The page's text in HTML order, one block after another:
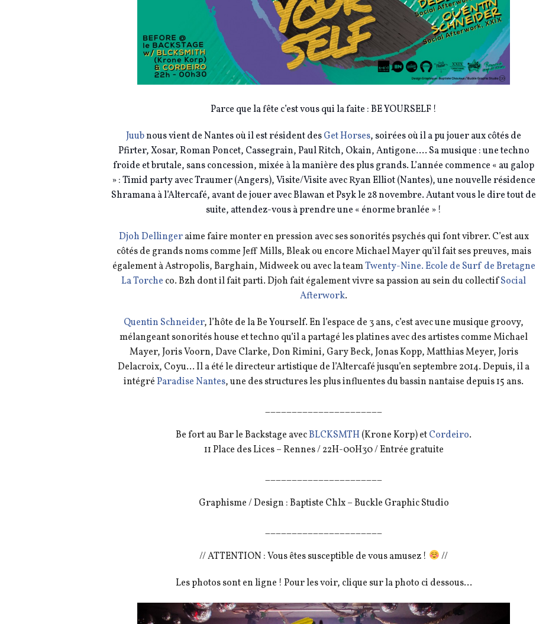
Parce que la fête c’est vous qui la faite : BE YOURSELF !
Juubnous vient de Nantes où il est résident desGet Horses, soirées où il a pu jouer aux côtés de
Pfirter, Xosar, Roman Poncet, Cassegrain, Paul Ritch, Okain, Antigone…. Sa musique : une techno
froide et brutale, sans concession, mixée à la manière des plus grands. L’année commence « au galop
» : Timid party avec Traumer (Angers), Visite/Visite avec Ryan Elliot (Nantes), une nouvelle résidence
Shramana à l’Altercafé, avant de jouer avec Blawan et Psyk le 28 novembre. Autant vous le dire tout de
suite, attendez-vous à prendre une « énorme branlée » !
Djoh Dellingeraime faire monter en pression avec ses sonorités psychés qui font vibrer. C’est aux
côtés de grands noms comme Jeff Mills, Bleak ou encore Michael Mayer qu’il fait ses preuves, mais
également à Astropolis, Barghain, Midweek ou avec la teamTwenty-Nine. Ecole de Surf de Bretagne
La Torche co. Bzh dont il fait parti. Djoh fait également vivre sa passion au sein du collectifSocial
Afterwork.
Quentin Schneider, l’hôte de la Be Yourself. En l’espace de 3 ans, c’est avec une musique groovy,
mélangeant sonorités house et techno qu’il a partagé les platines avec des artistes comme Michael
Mayer, Joris Voorn, Dave Clarke, Don Rimini, Gary Beck, Jonas Kopp, Matthias Meyer, Joris
Delacroix, Coyu… Il a été le directeur artistique de l’Altercafé jusqu’en septembre 2014. Depuis, il a
intégréParadise Nantes, une des structures les plus influentes du bassin nantaise depuis 15 ans.
Be fort au Bar le Backstage avecBLCKSMTH(Krone Korp) etCordeiro.
11 Place des Lices – Rennes / 22H-00H30 / Entrée gratuite
Graphisme / Design : Baptiste Chlx – Buckle Graphic Studio
// ATTENTION : Vous êtes susceptible de vous amusez ! //
Les photos sont en ligne ! Pour les voir, clique sur la photo ci dessous…